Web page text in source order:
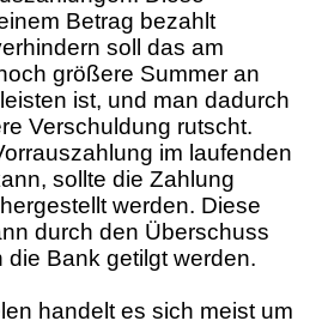
Betrag bezahlt
soll das am
größere Summer an
ist, und man dadurch
Verschuldung rutscht.
im laufenden
sollte die Zahlung
werden. Diese
durch den Überschuss
Bank getilgt werden.
handelt es sich meist um